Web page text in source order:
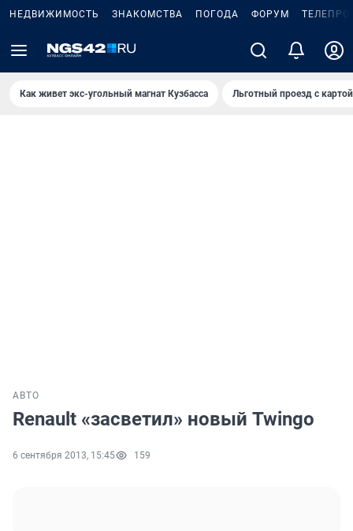
НЕДВИЖИМОСТЬ ЗНАКОМСТВА ПОГОДА ФОРУМ
Как живет экс-угольный магнат Кузбасса Льготный проезд с
АВТО
Renault «засветил» новый Twingo
6 сентября 2013, 15:45 159